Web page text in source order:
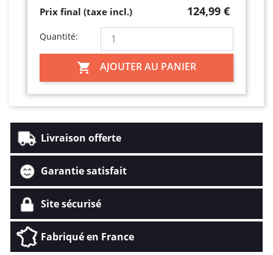
Prix final (taxe incl.) 124,99 €
Quantité:
 AJOUTER AU PANIER
Livraison offerte
Garantie satisfait
Site sécurisé
Fabriqué en France